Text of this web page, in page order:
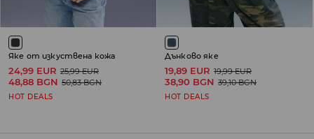
Яке от изкуствена кожа
24,99 EUR 25,99 EUR
48,88 BGN 50,83 BGN
HOT DEALS
Дънково яке
19,89 EUR 19,99 EUR
38,90 BGN 39,10 BGN
HOT DEALS